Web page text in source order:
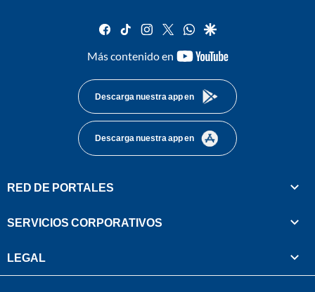
facebook
tiktok instagram
twitterwhatsapp
google
Más contenido en
youtube-
Descarga nuestra app en
Descarga nuestra app en
RED DE PORTALES
SERVICIOS CORPORATIVOS
LEGAL